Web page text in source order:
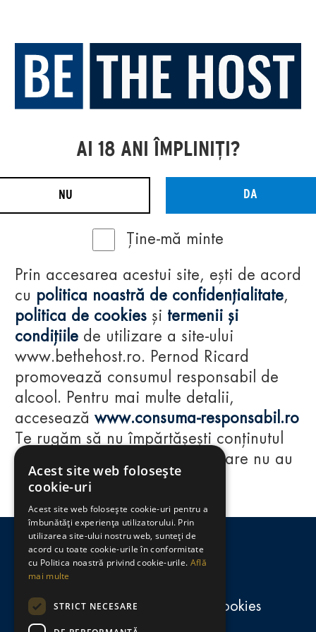
Regulamente
consumă-responsabil.ro
Politica de confidențialitate și cookies
AI 18 ANI ÎMPLINIȚI?
NU DA
Ține-mă minte
Prin accesarea acestui site, ești de acord
cu politica noastră de confidențialitate,
politica de cookies și termenii și
condițiile de utilizare a site-ului
www.bethehost.ro. Pernod Ricard
promovează consumul responsabil de
alcool. Pentru mai multe detalii,
accesează www.consuma-responsabil.ro
Te rugăm să nu împărtășești conținutul
acestui website cu persoane care nu au
împlinit vârsta de 18 ani.
Acest site web folosește
cookie-uri
Acest site web folosește cookie-uri pentru a
îmbunătăți experiența utilizatorului. Prin
utilizarea site-ului nostru web, sunteți de
acord cu toate cookie-urile în conformitate
cu Politica noastră privind cookie-urile. Află
mai multe
STRICT NECESARE